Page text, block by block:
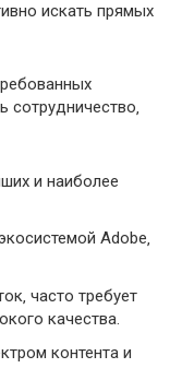
искать прямых
сотрудничество‚
и наиболее
Adobe‚
часто требует
качества.
контента и